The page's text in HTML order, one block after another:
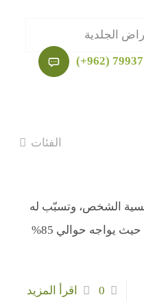
الجلدية
الفئات
الشخص، وتسبّب له
العديد من الإزعاجات، وتولّد لديه الرغبة المُلحّة لمعرفة الأسباب وراءها والعلاج الأنسب لها. حيث يواجه حوالي 85%
0 اقرأ المزيد